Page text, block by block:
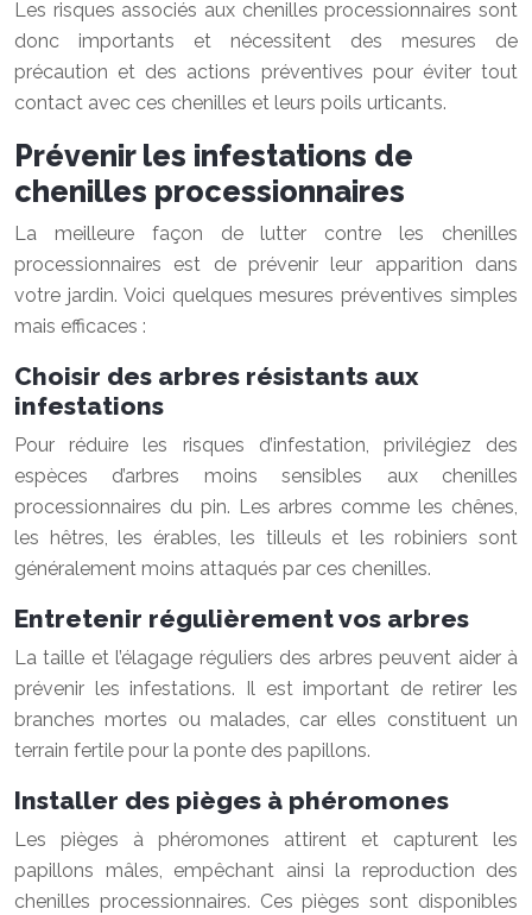
Les risques associés aux chenilles processionnaires sont
donc importants et nécessitent des mesures de
précaution et des actions préventives pour éviter tout
contact avec ces chenilles et leurs poils urticants.
Prévenir les infestations de
chenilles processionnaires
La meilleure façon de lutter contre les chenilles
processionnaires est de prévenir leur apparition dans
votre jardin. Voici quelques mesures préventives simples
mais efficaces :
Choisir des arbres résistants aux
infestations
Pour réduire les risques d’infestation, privilégiez des
espèces d’arbres moins sensibles aux chenilles
processionnaires du pin. Les arbres comme les chênes,
les hêtres, les érables, les tilleuls et les robiniers sont
généralement moins attaqués par ces chenilles.
Entretenir régulièrement vos arbres
La taille et l’élagage réguliers des arbres peuvent aider à
prévenir les infestations. Il est important de retirer les
branches mortes ou malades, car elles constituent un
terrain fertile pour la ponte des papillons.
Installer des pièges à phéromones
Les pièges à phéromones attirent et capturent les
papillons mâles, empêchant ainsi la reproduction des
chenilles processionnaires. Ces pièges sont disponibles